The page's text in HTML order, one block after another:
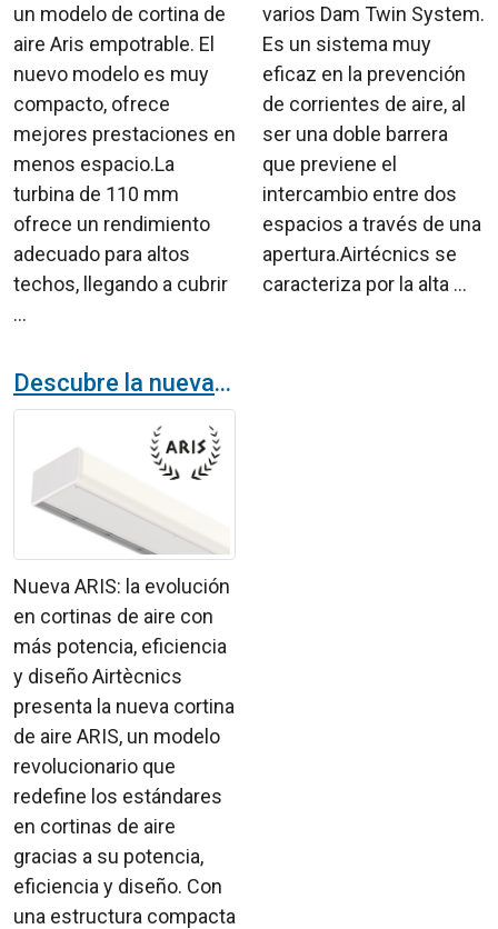
un modelo de cortina de
aire Aris empotrable. El
nuevo modelo es muy
compacto, ofrece
mejores prestaciones en
menos espacio.La
turbina de 110 mm
ofrece un rendimiento
adecuado para altos
techos, llegando a cubrir
...
varios Dam Twin System.
Es un sistema muy
eficaz en la prevención
de corrientes de aire, al
ser una doble barrera
que previene el
intercambio entre dos
espacios a través de una
apertura.Airtécnics se
caracteriza por la alta ...
Descubre la nueva cortina de aire ARIS de Airtècnics
Nueva ARIS: la evolución
en cortinas de aire con
más potencia, eficiencia
y diseño Airtècnics
presenta la nueva cortina
de aire ARIS, un modelo
revolucionario que
redefine los estándares
en cortinas de aire
gracias a su potencia,
eficiencia y diseño. Con
una estructura compacta